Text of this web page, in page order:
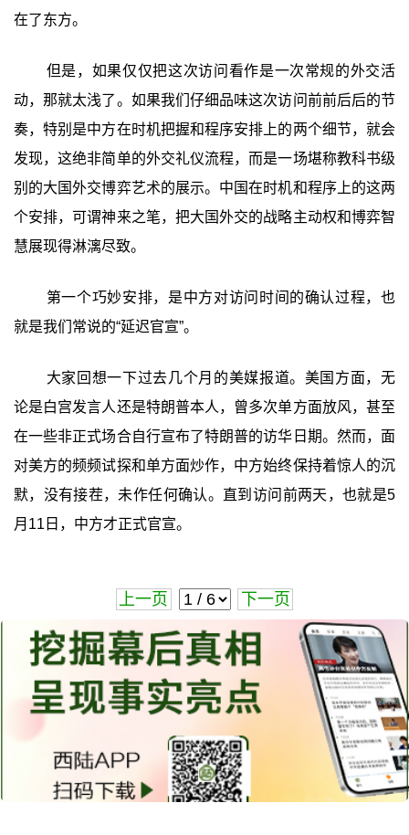
在了东方。
但是，如果仅仅把这次访问看作是一次常规的外交活
动，那就太浅了。如果我们仔细品味这次访问前前后后的节
奏，特别是中方在时机把握和程序安排上的两个细节，就会
发现，这绝非简单的外交礼仪流程，而是一场堪称教科书级
别的大国外交博弈艺术的展示。中国在时机和程序上的这两
个安排，可谓神来之笔，把大国外交的战略主动权和博弈智
慧展现得淋漓尽致。
第一个巧妙安排，是中方对访问时间的确认过程，也
就是我们常说的“延迟官宣”。
大家回想一下过去几个月的美媒报道。美国方面，无
论是白宫发言人还是特朗普本人，曾多次单方面放风，甚至
在一些非正式场合自行宣布了特朗普的访华日期。然而，面
对美方的频频试探和单方面炒作，中方始终保持着惊人的沉
默，没有接茬，未作任何确认。直到访问前两天，也就是5
月11日，中方才正式官宣。
上一页 下一页